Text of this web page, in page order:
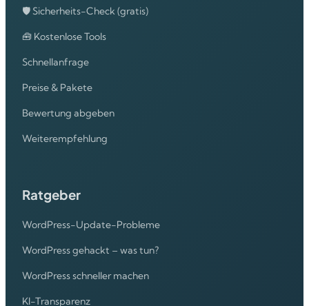
🛡️ Sicherheits-Check (gratis)
🧰 Kostenlose Tools
Schnellanfrage
Preise & Pakete
Bewertung abgeben
Weiterempfehlung
Ratgeber
WordPress-Update-Probleme
WordPress gehackt – was tun?
WordPress schneller machen
KI-Transparenz